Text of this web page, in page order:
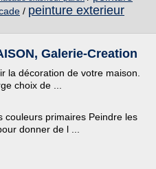
/ peinture exterieur
Galerie-Creation
la décoration de votre maison.
choix de ...
couleurs primaires Peindre les
donner de l ...